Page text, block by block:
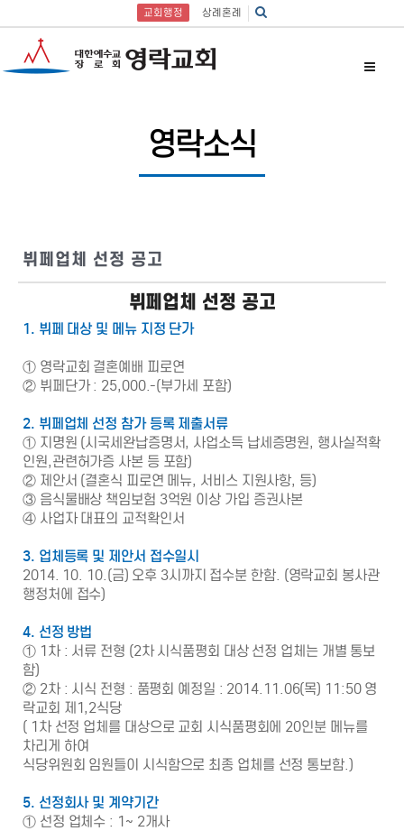
교회행정 상례혼례
영락소식
뷔페업체 선정 공고
뷔페업체 선정 공고
1. 뷔페 대상 및 메뉴 지정 단가
① 영락교회 결혼예배 피로연
② 뷔페단가 : 25,000.-(부가세 포함)
2. 뷔페업체 선정 참가 등록 제출서류
① 지명원 (시국세완납증명서, 사업소득 납세증명원, 행사실적확
인원,관련허가증 사본 등 포함)
② 제안서 (결혼식 피로연 메뉴, 서비스 지원사항, 등)
③ 음식물배상 책임보험 3억원 이상 가입 증권사본
④ 사업자 대표의 교적확인서
3. 업체등록 및 제안서 접수일시
2014. 10. 10.(금) 오후 3시까지 접수분 한함. (영락교회 봉사관
행정처에 접수)
4. 선정 방법
① 1차 : 서류 전형 (2차 시식품평회 대상 선정 업체는 개별 통보
함)
② 2차 : 시식 전형 : 품평회 예정일 : 2014.11.06(목) 11:50 영
락교회 제1,2식당
( 1차 선정 업체를 대상으로 교회 시식품평회에 20인분 메뉴를
차리게 하여
식당위원회 임원들이 시식함으로 최종 업체를 선정 통보함.)
5. 선정회사 및 계약기간
① 선정 업체수 : 1~ 2개사